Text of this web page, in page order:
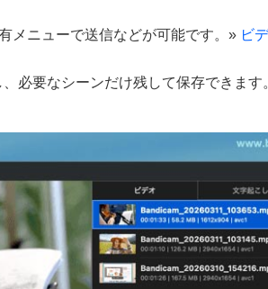
メニューで送信などが可能です。 »ビ
必要なシーンだけ残して保存できます